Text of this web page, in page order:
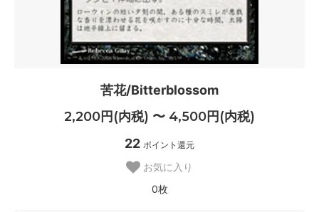
苦花/Bitterblossom
2,200円(内税) 〜 4,500円(内税)
22 ポイント還元
お気に入り
0枚